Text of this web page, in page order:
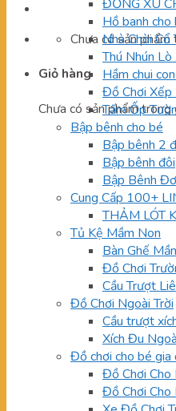
Chưa có sản phẩm
Giỏ hàng
Chưa có sản phẩm trong
ĐỒNG XU
Hồ banh cho
Nhà Chòi Cổ
Thú Nhún Lò
Hầm chui
Đồ Chơi Xếp
Tấm Ốp
Bập bênh cho bé
Bập bênh 2
Bập bênh đôi
Bập Bênh
Cung Cấp 100+
THẢM LÓT
Tủ Kệ Mầm Non
Bàn Ghế
Đồ Chơi
Cầu Trượt
Đồ Chơi Ngoài Trời
Cầu trượt
Xích Đu
Đồ chơi cho bé gia
Đồ Chơi Cho
Đồ Chơi Cho